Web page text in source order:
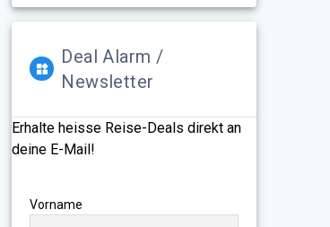
Deal Alarm /
Newsletter
Erhalte heisse Reise-Deals direkt an
deine E-Mail!
Vorname